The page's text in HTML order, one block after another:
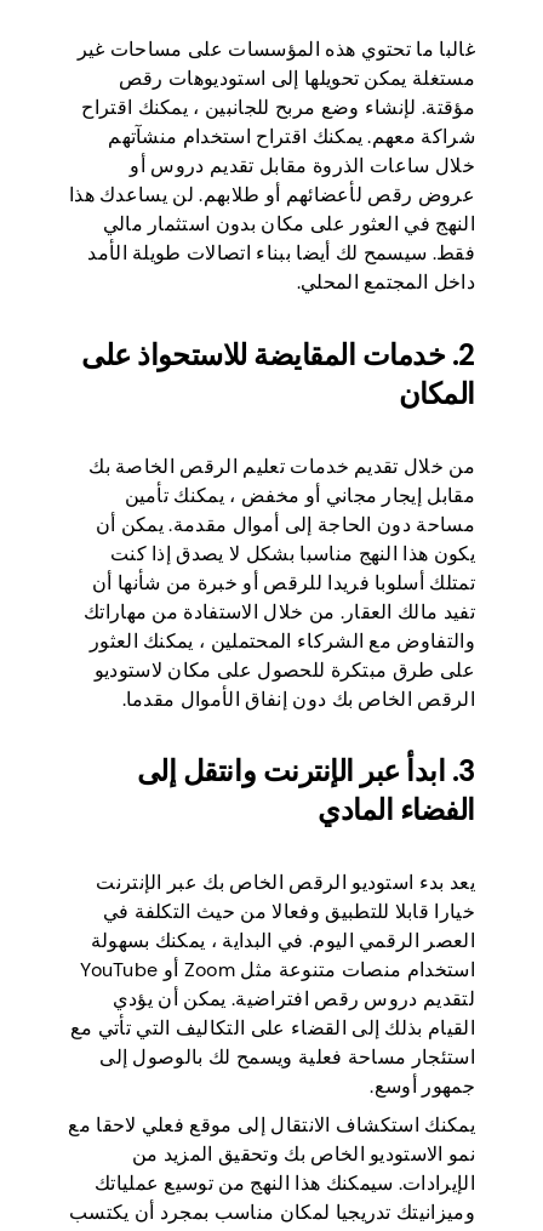
غالبا ما تحتوي هذه المؤسسات على مساحات غير
مستغلة يمكن تحويلها إلى استوديوهات رقص
مؤقتة. لإنشاء وضع مربح للجانبين ، يمكنك اقتراح
شراكة معهم. يمكنك اقتراح استخدام منشآتهم
خلال ساعات الذروة مقابل تقديم دروس أو
عروض رقص لأعضائهم أو طلابهم. لن يساعدك هذا
النهج في العثور على مكان بدون استثمار مالي
فقط. سيسمح لك أيضا ببناء اتصالات طويلة الأمد
داخل المجتمع المحلي.
2. خدمات المقايضة للاستحواذ على
المكان
من خلال تقديم خدمات تعليم الرقص الخاصة بك
مقابل إيجار مجاني أو مخفض ، يمكنك تأمين
مساحة دون الحاجة إلى أموال مقدمة. يمكن أن
يكون هذا النهج مناسبا بشكل لا يصدق إذا كنت
تمتلك أسلوبا فريدا للرقص أو خبرة من شأنها أن
تفيد مالك العقار. من خلال الاستفادة من مهاراتك
والتفاوض مع الشركاء المحتملين ، يمكنك العثور
على طرق مبتكرة للحصول على مكان لاستوديو
الرقص الخاص بك دون إنفاق الأموال مقدما.
3. ابدأ عبر الإنترنت وانتقل إلى
الفضاء المادي
يعد بدء استوديو الرقص الخاص بك عبر الإنترنت
خيارا قابلا للتطبيق وفعالا من حيث التكلفة في
العصر الرقمي اليوم. في البداية ، يمكنك بسهولة
استخدام منصات متنوعة مثل Zoom أو YouTube
لتقديم دروس رقص افتراضية. يمكن أن يؤدي
القيام بذلك إلى القضاء على التكاليف التي تأتي مع
استئجار مساحة فعلية ويسمح لك بالوصول إلى
جمهور أوسع.
يمكنك استكشاف الانتقال إلى موقع فعلي لاحقا مع
نمو الاستوديو الخاص بك وتحقيق المزيد من
الإيرادات. سيمكنك هذا النهج من توسيع عملياتك
وميزانيتك تدريجيا لمكان مناسب بمجرد أن يكتسب